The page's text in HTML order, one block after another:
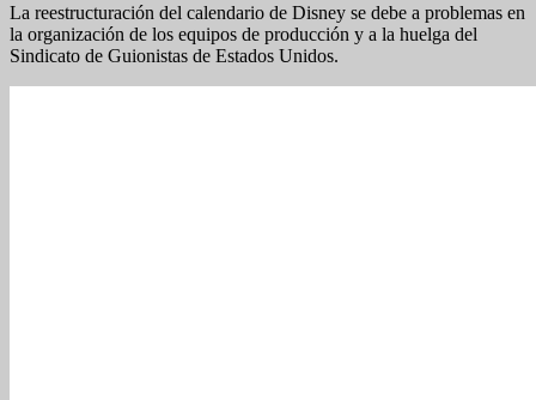
La reestructuración del calendario de Disney se debe a problemas en
la organización de los equipos de producción y a la huelga del
Sindicato de Guionistas de Estados Unidos.